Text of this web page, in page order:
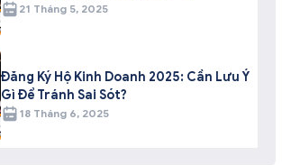
21 Tháng 5, 2025
Đăng Ký Hộ Kinh Doanh 2025: Cần Lưu Ý
Gì Để Tránh Sai Sót?
18 Tháng 6, 2025